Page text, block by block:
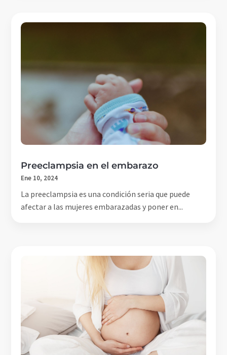
Preeclampsia en el embarazo
Ene 10, 2024
La preeclampsia es una condición seria que puede
afectar a las mujeres embarazadas y poner en...